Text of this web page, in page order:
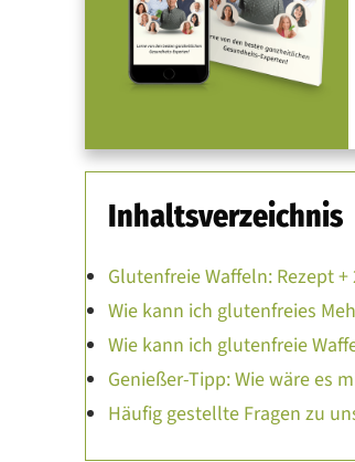
Inhaltsverzeichnis
Glutenfreie Waffeln: Rezept
Wie kann ich glutenfreies
Wie kann ich glutenfreie
Genießer-Tipp: Wie wäre es
Häufig gestellte Fragen zu